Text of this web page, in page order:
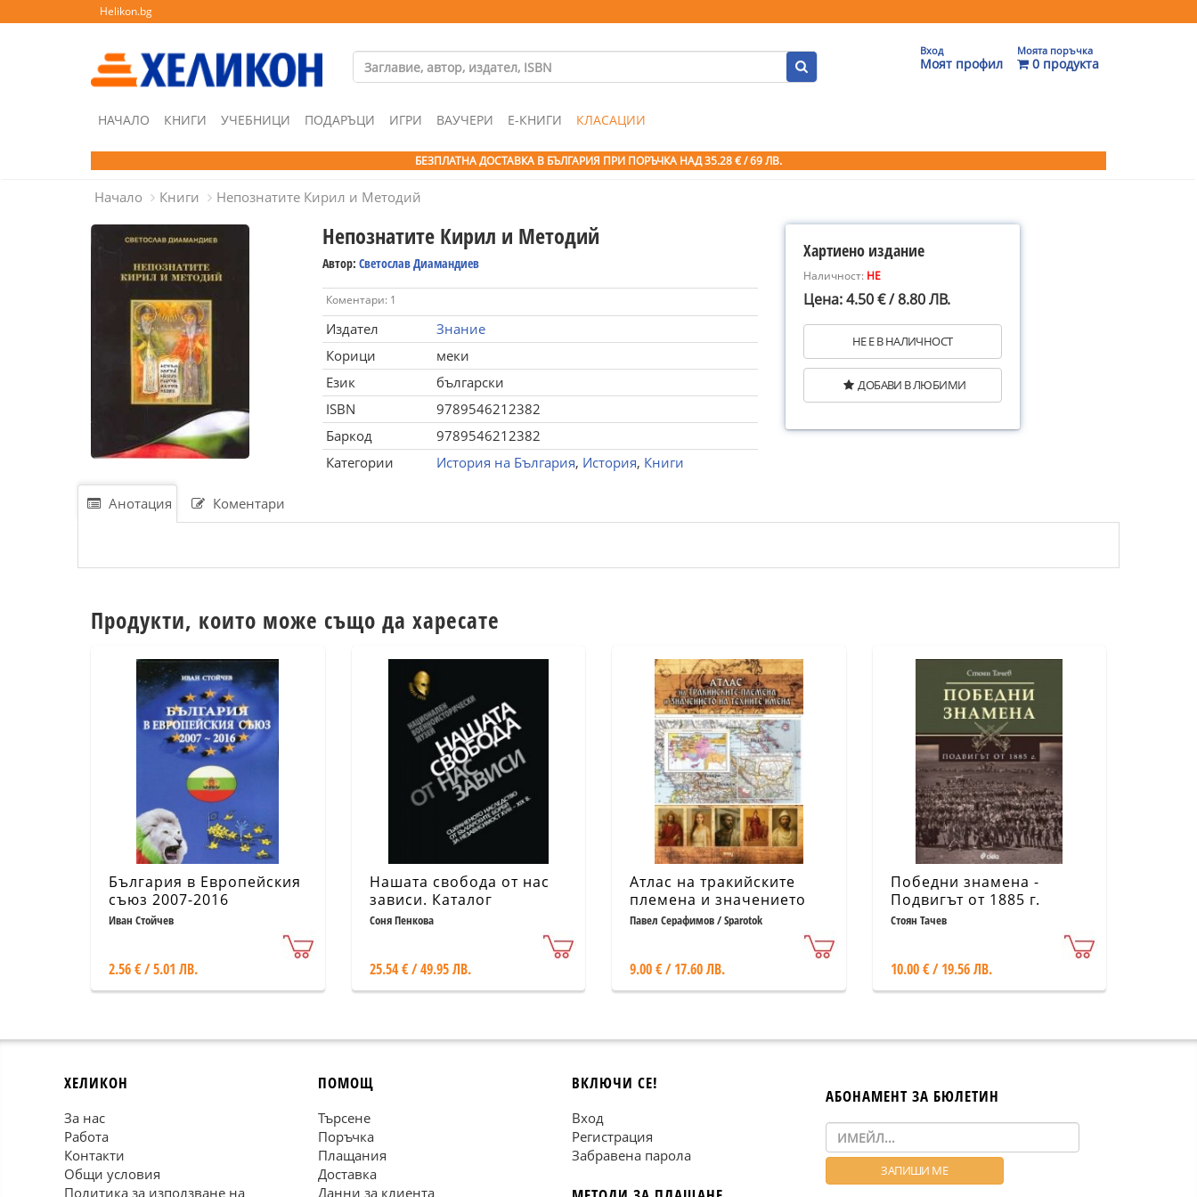
Helikon.bg
Вход
Моят профил
Моята поръчка
0 продукта
НАЧАЛО КНИГИ УЧЕБНИЦИ ПОДАРЪЦИ ИГРИ ВАУЧЕРИ Е-КНИГИ КЛАСАЦИИ
БЕЗПЛАТНА ДОСТАВКА В БЪЛГАРИЯ ПРИ ПОРЪЧКА НАД 35.28 € / 69 ЛВ.
Начало Книги Непознатите Кирил и Методий
Непознатите Кирил и Методий
Автор: Светослав Диамандиев
Коментари: 1
Издател
Знание
Корици
меки
Език
български
ISBN
9789546212382
Баркод
9789546212382
Категории
История на България, История, Книги
Хартиено издание
Наличност: НЕ
Цена: 4.50 € / 8.80 ЛВ.
НЕ Е В НАЛИЧНОСТ
ДОБАВИ В ЛЮБИМИ
Анотация Коментари
Продукти, които може също да харесате
България в Европейския
съюз 2007-2016
Иван Стойчев
2.56 € / 5.01 ЛВ.
Нашата свобода от нас
зависи. Каталог
Соня Пенкова
25.54 € / 49.95 ЛВ.
Атлас на тракийските
племена и значението
на техните имена
Павел Серафимов / Sparotok
9.00 € / 17.60 ЛВ.
Победни знамена -
Подвигът от 1885 г.
Стоян Тачев
10.00 € / 19.56 ЛВ.
ХЕЛИКОН
За нас
Работа
Контакти
Общи условия
Политика за използване на
ПОМОЩ
Търсене
Поръчка
Плащания
Доставка
Данни за клиента
ВКЛЮЧИ СЕ!
Вход
Регистрация
Забравена парола
АБОНАМЕНТ ЗА БЮЛЕТИН